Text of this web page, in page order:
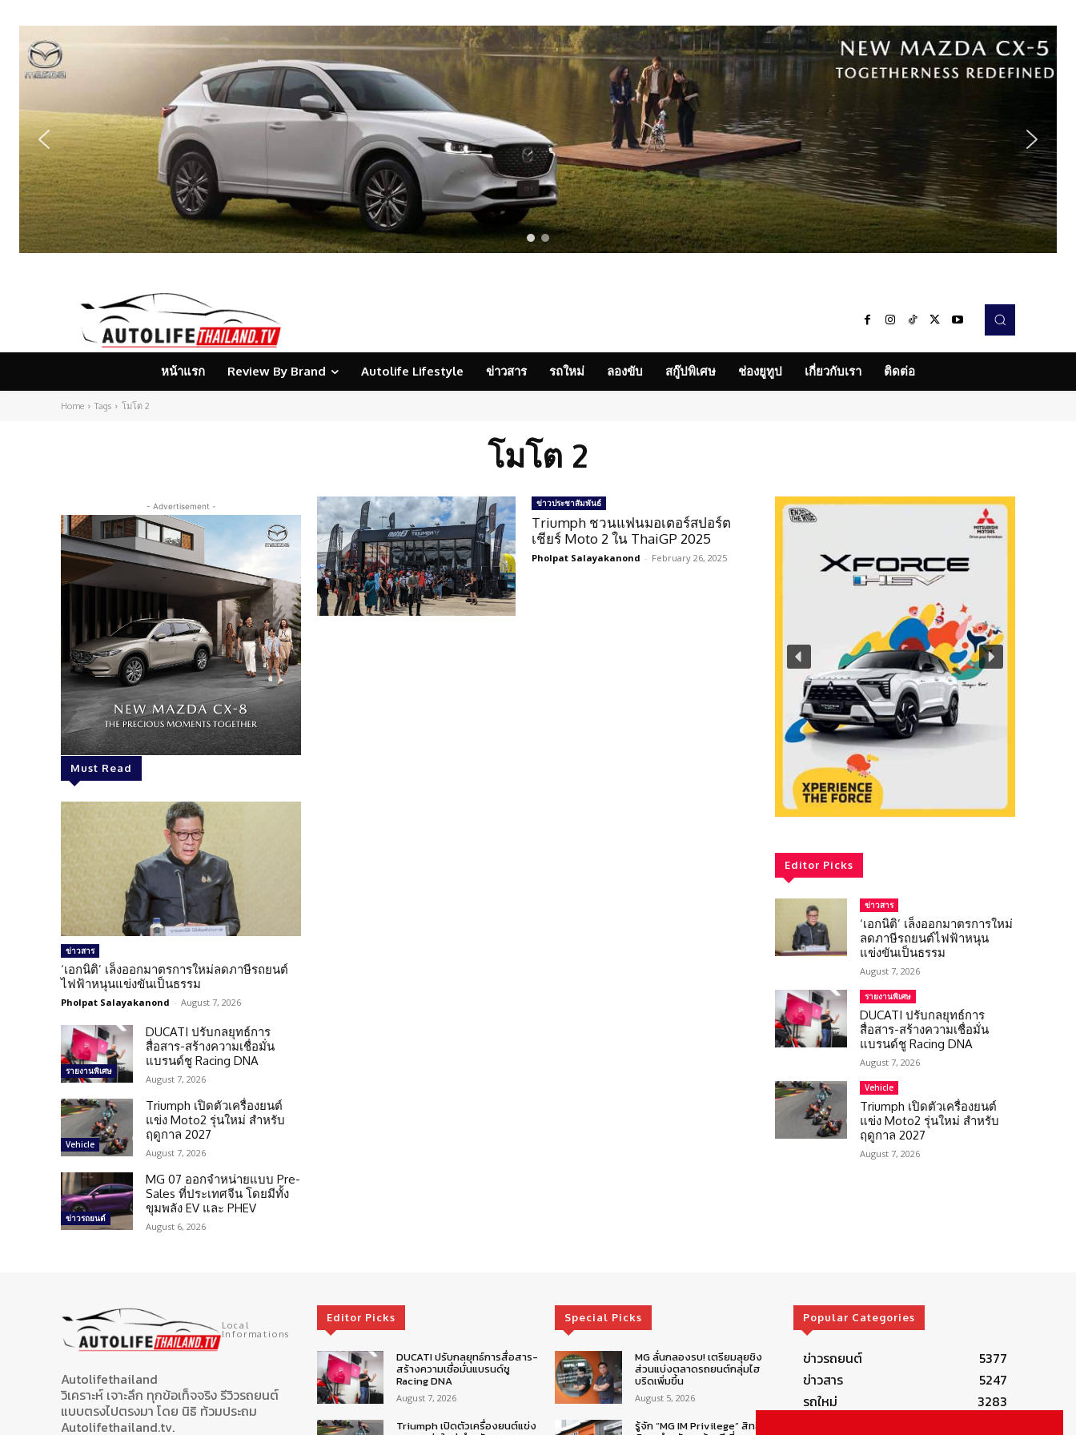
หน้าแรก Review By Brand Autolife Lifestyle ข่าวสาร รถใหม่ ลองขับ สกู๊ปพิเศษ ช่องยูทูป เกี่ยวกับเรา ติดต่อ
Home Tags โมโต 2
โมโต 2
- Advertisement -
Must Read
ข่าวสาร
‘เอกนิติ’ เล็งออกมาตรการใหม่ลดภาษีรถยนต์
ไฟฟ้าหนุนแข่งขันเป็นธรรม
Pholpat Salayakanond - August 7, 2026
รายงานพิเศษ
DUCATI ปรับกลยุทธ์การ
สื่อสาร-สร้างความเชื่อมั่น
แบรนด์ชู Racing DNA
August 7, 2026
Vehicle
Triumph เปิดตัวเครื่องยนต์
แข่ง Moto2 รุ่นใหม่ สำหรับ
ฤดูกาล 2027
August 7, 2026
ข่าวรถยนต์
MG 07 ออกจำหน่ายแบบ Pre-
Sales ที่ประเทศจีน โดยมีทั้ง
ขุมพลัง EV และ PHEV
August 6, 2026
ข่าวประชาสัมพันธ์
Triumph ชวนแฟนมอเตอร์สปอร์ต
เชียร์ Moto 2 ใน ThaiGP 2025
Pholpat Salayakanond - February 26, 2025
Editor Picks
ข่าวสาร
‘เอกนิติ’ เล็งออกมาตรการใหม่
ลดภาษีรถยนต์ไฟฟ้าหนุน
แข่งขันเป็นธรรม
August 7, 2026
รายงานพิเศษ
DUCATI ปรับกลยุทธ์การ
สื่อสาร-สร้างความเชื่อมั่น
แบรนด์ชู Racing DNA
August 7, 2026
Vehicle
Triumph เปิดตัวเครื่องยนต์
แข่ง Moto2 รุ่นใหม่ สำหรับ
ฤดูกาล 2027
August 7, 2026
Local
Informations
Autolifethailand
วิเคราะห์ เจาะลึก ทุกข้อเท็จจริง รีวิวรถยนต์
แบบตรงไปตรงมา โดย นิธิ ท้วมประถม
Autolifethailand.tv.
Editor Picks
DUCATI ปรับกลยุทธ์การสื่อสาร-
สร้างความเชื่อมั่นแบรนด์ชู
Racing DNA
August 7, 2026
Triumph เปิดตัวเครื่องยนต์แข่ง
Special Picks
MG ลั่นกลองรบ! เตรียมลุยชิง
ส่วนแบ่งตลาดรถยนต์กลุ่มไฮ
บริดเพิ่มขึ้น
August 5, 2026
รู้จัก “MG IM Privilege” สิทธิ
Popular Categories
ข่าวรถยนต์
5377
ข่าวสาร
5247
รถใหม่
3283